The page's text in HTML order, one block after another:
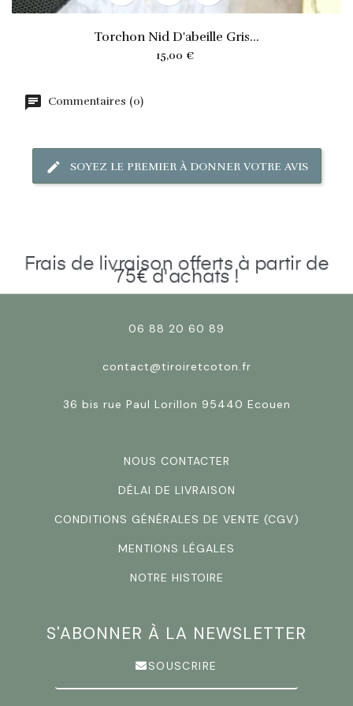
Torchon Nid D'abeille Gris...
Prix
15,00 €
Commentaires (0)
SOYEZ LE PREMIER À DONNER VOTRE AVIS
Frais de livraison offerts à partir de
75€ d'achats !
06 88 20 60 89
contact@tiroiretcoton.fr
36 bis rue Paul Lorillon 95440 Ecouen
NOUS CONTACTER
DÉLAI DE LIVRAISON
CONDITIONS GÉNÉRALES DE VENTE (CGV)
MENTIONS LÉGALES
NOTRE HISTOIRE
S'ABONNER À LA NEWSLETTER
SOUSCRIRE